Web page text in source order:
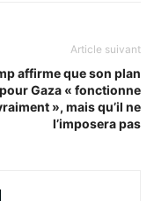
Article suivant
affirme que son plan
pour Gaza « fonctionne
», mais qu’il ne
l’imposera pas